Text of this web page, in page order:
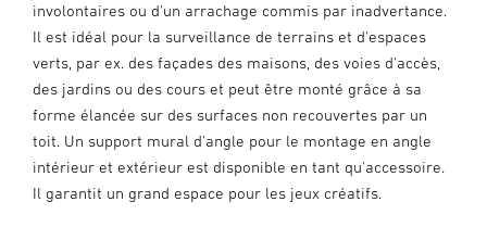
involontaires ou d'un arrachage commis par inadvertance.
Il est idéal pour la surveillance de terrains et d'espaces
verts, par ex. des façades des maisons, des voies d'accès,
des jardins ou des cours et peut être monté grâce à sa
forme élancée sur des surfaces non recouvertes par un
toit. Un support mural d'angle pour le montage en angle
intérieur et extérieur est disponible en tant qu'accessoire.
Il garantit un grand espace pour les jeux créatifs.